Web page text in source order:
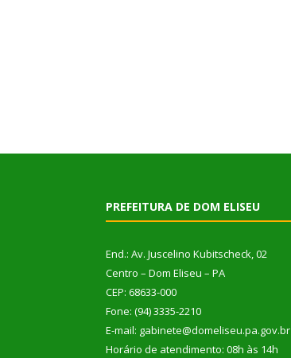
PREFEITURA DE DOM ELISEU
End.: Av. Juscelino Kubitscheck, 02
Centro – Dom Eliseu – PA
CEP: 68633-000
Fone: (94) 3335-2210
E-mail: gabinete@domeliseu.pa.gov.br
Horário de atendimento: 08h às 14h